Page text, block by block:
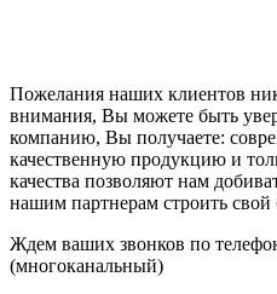
Пожелания наших клиентов
внимания, Вы можете быть
компанию, Вы получаете:
качественную продукцию и
качества позволяют нам
нашим партнерам строить свой
Ждем ваших звонков по
(многоканальный)